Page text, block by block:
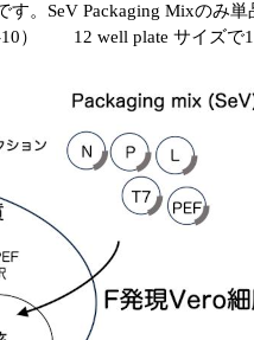
。SeV Packaging Mixのみ単
10） 12 well plate サイズで